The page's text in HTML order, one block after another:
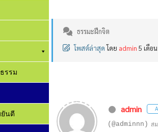
รรม
นตี
ธรรมะฝึกจิต
โพสต์ล่าสุด โดย admin 5 เดือ
admin
(@adminnn) ส